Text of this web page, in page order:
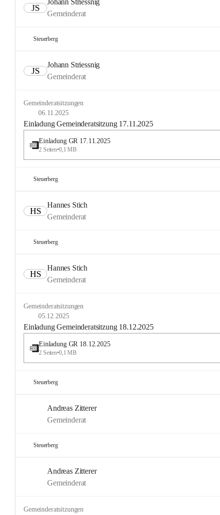
JS
Johann Striessnig
Gemeinderat
Steuerberg
JS
Johann Striessnig
Gemeinderat
Gemeinderatsitzungen
06.11.2025
Einladung Gemeinderatsitzung 17.11.2025
Einladung GR 17.11.2025
2 Seiten•0,1 MB
Steuerberg
HS
Hannes Stich
Gemeinderat
Steuerberg
HS
Hannes Stich
Gemeinderat
Gemeinderatsitzungen
05.12.2025
Einladung Gemeinderatsitzung 18.12.2025
Einladung GR 18.12.2025
2 Seiten•0,1 MB
Steuerberg
Andreas Zitterer
Gemeinderat
Steuerberg
Andreas Zitterer
Gemeinderat
Gemeinderatsitzungen